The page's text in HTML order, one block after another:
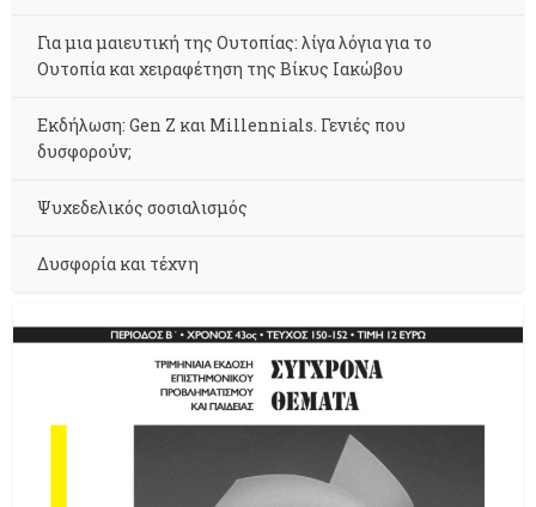
Για μια μαιευτική της Ουτοπίας: λίγα λόγια για το
Ουτοπία και χειραφέτηση της Βίκυς Ιακώβου
Εκδήλωση: Gen Z και Millennials. Γενιές που
δυσφορούν;
Ψυχεδελικός σοσιαλισμός
Δυσφορία και τέχνη